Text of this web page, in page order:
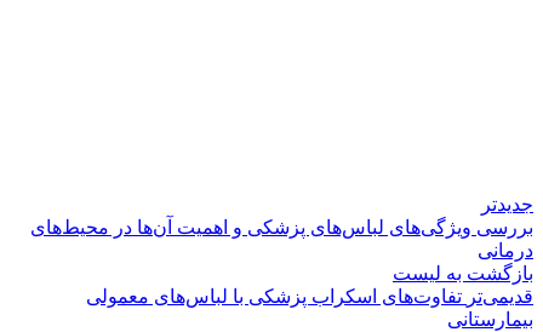
جدیدتر
بررسی ویژگی‌های لباس‌های پزشکی و اهمیت آن‌ها در محیط‌های
درمانی
بازگشت به لیست
قدیمی‌تر تفاوت‌های اسکراب پزشکی با لباس‌های معمولی
بیمارستانی